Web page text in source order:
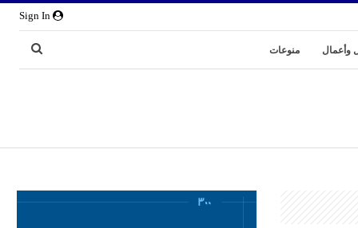
وأعمال منوعات